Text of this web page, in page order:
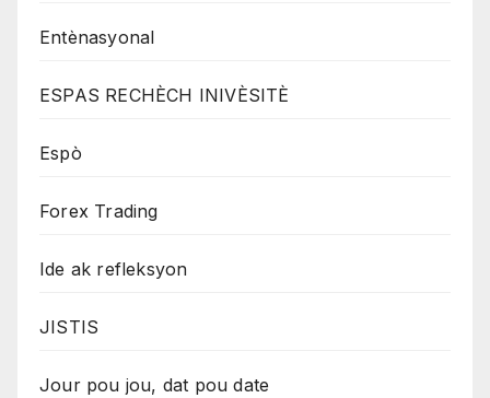
Entènasyonal
ESPAS RECHÈCH INIVÈSITÈ
Espò
Forex Trading
Ide ak refleksyon
JISTIS
Jour pou jou, dat pou date